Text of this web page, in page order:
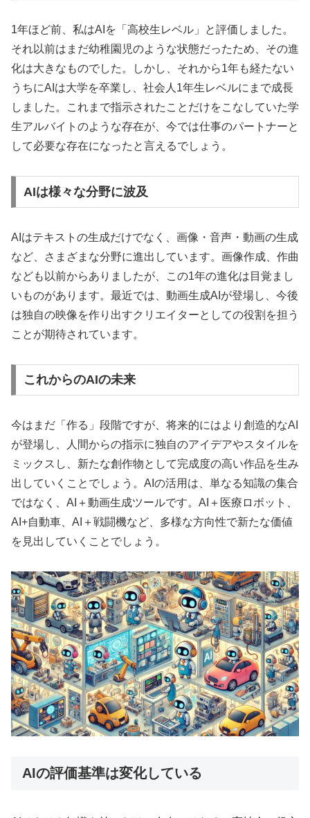
1年ほど前、私はAIを「高校生レベル」と評価しました。
それ以前はまだ幼稚園児のような状態だったため、その進
化は大きなものでした。しかし、それから1年も経たない
うちにAIは大学を卒業し、社会人1年生レベルにまで成長
しました。これまで指示されたことだけをこなしていた学
生アルバイトのような存在が、今では仕事のパートナーと
して必要な存在になったと言えるでしょう。
AIは様々な分野に波及
AIはテキストの生成だけでなく、画像・音声・動画の生成
など、さまざまな分野に進出しています。画像作成、作曲
なども以前からありましたが、この1年の進化は目覚まし
いものがあります。最近では、動画生成AIが登場し、今後
は独自の映像を作り出すクリエイターとしての役割を担う
ことが期待されています。
これからのAIの未来
今はまだ「作る」段階ですが、将来的にはより創造的なAI
が登場し、人間からの指示に独自のアイデアやスタイルを
ミックスし、新たな創作物として完成度の高い作品を生み
出していくことでしょう。AIの活用は、単なる知識の集合
ではなく、AI＋動画生成ツールです。AI＋医療ロボット、
AI+自動車、AI＋戦闘機など、多様な方向性で新たな価値
を見出していくことでしょう。
AIの評価基準は変化している